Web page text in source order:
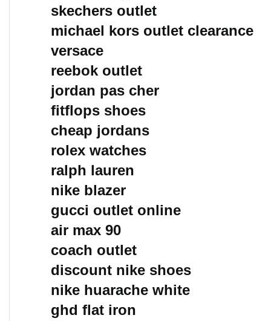
skechers outlet
michael kors outlet clearance
versace
reebok outlet
jordan pas cher
fitflops shoes
cheap jordans
rolex watches
ralph lauren
nike blazer
gucci outlet online
air max 90
coach outlet
discount nike shoes
nike huarache white
ghd flat iron